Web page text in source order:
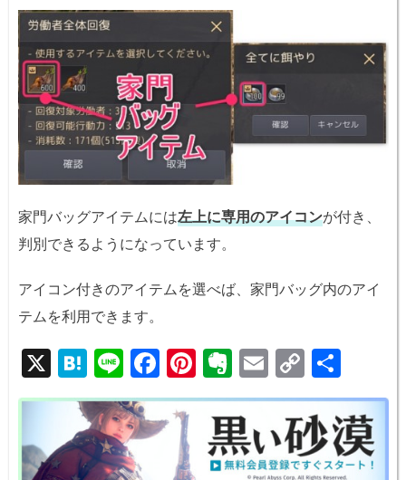
家門バッグアイテムには左上に専用のアイコンが付き、
判別できるようになっています。
アイコン付きのアイテムを選べば、家門バッグ内のアイ
テムを利用できます。
X H
at
e
n
Li
n
e
F
a
c
Pi
nt
er
e
E
v
er
n
E
m
ail
C
o
p
y
有